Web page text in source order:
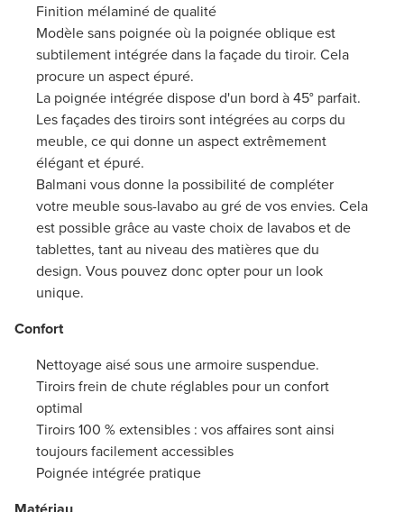
Finition mélaminé de qualité
Modèle sans poignée où la poignée oblique est
subtilement intégrée dans la façade du tiroir. Cela
procure un aspect épuré.
La poignée intégrée dispose d'un bord à 45° parfait.
Les façades des tiroirs sont intégrées au corps du
meuble, ce qui donne un aspect extrêmement
élégant et épuré.
Balmani vous donne la possibilité de compléter
votre meuble sous-lavabo au gré de vos envies. Cela
est possible grâce au vaste choix de lavabos et de
tablettes, tant au niveau des matières que du
design. Vous pouvez donc opter pour un look
unique.
Confort
Nettoyage aisé sous une armoire suspendue.
Tiroirs frein de chute réglables pour un confort
optimal
Tiroirs 100 % extensibles : vos affaires sont ainsi
toujours facilement accessibles
Poignée intégrée pratique